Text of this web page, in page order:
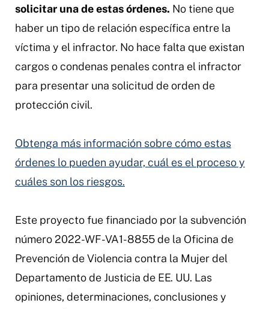
solicitar una de estas órdenes. No tiene que
haber un tipo de relación específica entre la
víctima y el infractor. No hace falta que existan
cargos o condenas penales contra el infractor
para presentar una solicitud de orden de
protección civil.
Obtenga más información sobre cómo estas
órdenes lo pueden ayudar, cuál es el proceso y
cuáles son los riesgos.
Este proyecto fue financiado por la subvención
número 2022-WF-VA1-8855 de la Oficina de
Prevención de Violencia contra la Mujer del
Departamento de Justicia de EE. UU. Las
opiniones, determinaciones, conclusiones y